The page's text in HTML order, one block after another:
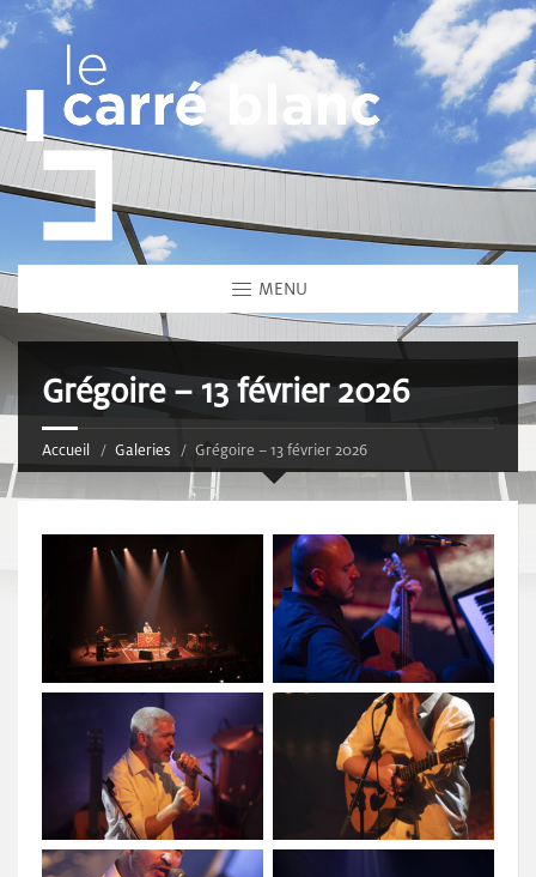
MENU
Grégoire – 13 février 2026
Accueil Galeries Grégoire – 13 février 2026